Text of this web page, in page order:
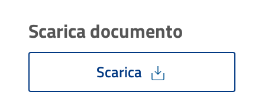
Scarica documento
Scarica